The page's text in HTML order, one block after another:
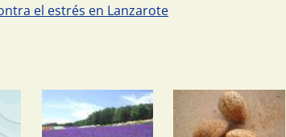
el estrés en Lanzarote